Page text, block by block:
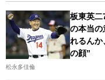
板東英二
の本当
れるんか
の顔”
松永多佳倫